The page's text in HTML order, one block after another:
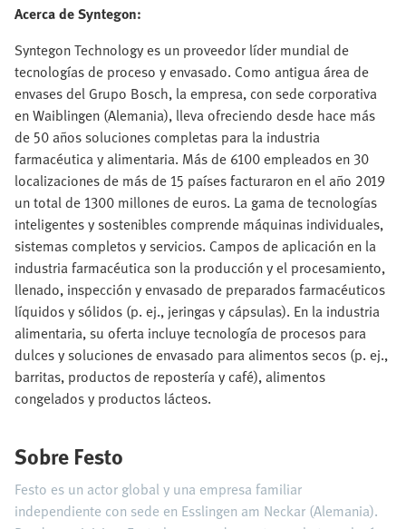
Acerca de Syntegon:
Syntegon Technology es un proveedor líder mundial de
tecnologías de proceso y envasado. Como antigua área de
envases del Grupo Bosch, la empresa, con sede corporativa
en Waiblingen (Alemania), lleva ofreciendo desde hace más
de 50 años soluciones completas para la industria
farmacéutica y alimentaria. Más de 6100 empleados en 30
localizaciones de más de 15 países facturaron en el año 2019
un total de 1300 millones de euros. La gama de tecnologías
inteligentes y sostenibles comprende máquinas individuales,
sistemas completos y servicios. Campos de aplicación en la
industria farmacéutica son la producción y el procesamiento,
llenado, inspección y envasado de preparados farmacéuticos
líquidos y sólidos (p. ej., jeringas y cápsulas). En la industria
alimentaria, su oferta incluye tecnología de procesos para
dulces y soluciones de envasado para alimentos secos (p. ej.,
barritas, productos de repostería y café), alimentos
congelados y productos lácteos.
Sobre Festo
Festo es un actor global y una empresa familiar
independiente con sede en Esslingen am Neckar (Alemania).